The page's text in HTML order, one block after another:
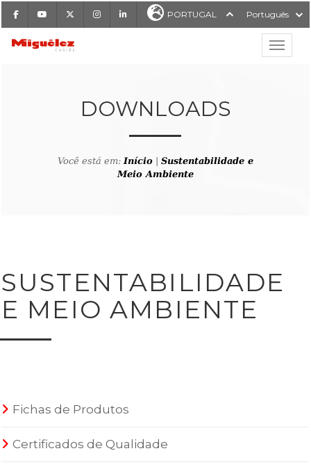
FacebookYoutube InstagramLinkedIn PORTUGAL Português
Miguélez Cabos
DOWNLOADS
Você está em:Início
Sustentabilidade e
Meio Ambiente
SUSTENTABILIDADE
E MEIO AMBIENTE
Fichas de Produtos
Certificados de Qualidade